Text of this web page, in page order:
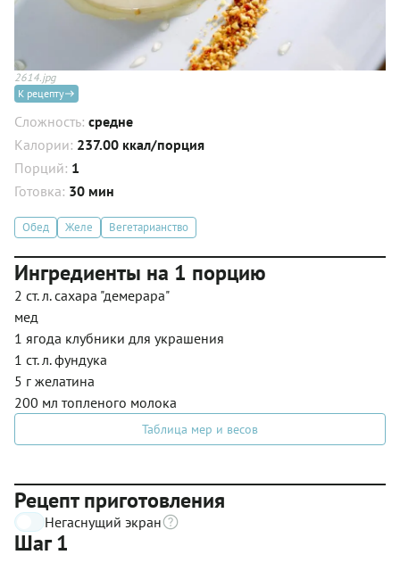
2614.jpg
К рецепту
Сложность: средне
Калории: 237.00 ккал/порция
Порций: 1
Готовка: 30 мин
Обед Желе Вегетарианство
Ингредиенты на 1 порцию
2 ст. л. сахара "демерара"
мед
1 ягода клубники для украшения
1 ст. л. фундука
5 г желатина
200 мл топленого молока
Таблица мер и весов
Рецепт приготовления
Негаснущий экран
Шаг 1